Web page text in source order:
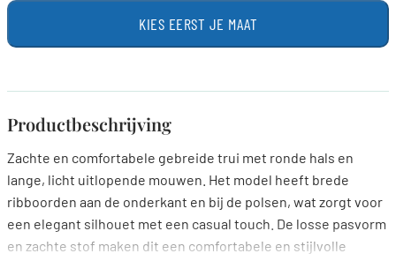
KIES EERST JE MAAT
Productbeschrijving
Zachte en comfortabele gebreide trui met ronde hals en
lange, licht uitlopende mouwen. Het model heeft brede
ribboorden aan de onderkant en bij de polsen, wat zorgt voor
een elegant silhouet met een casual touch. De losse pasvorm
en zachte stof maken dit een comfortabele en stijlvolle